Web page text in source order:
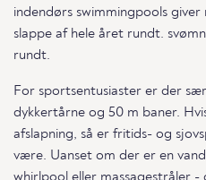
indendørs swimmingpools
slappe af hele året rundt.
rundt.
For sportsentusiaster er der
dykkertårne og 50 m baner.
afslapning, så er fritids- og
være. Uanset om der er en